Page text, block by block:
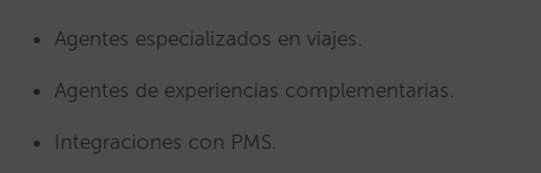
Agentes especializados en viajes.
Agentes de experiencias complementarias.
Integraciones con PMS.